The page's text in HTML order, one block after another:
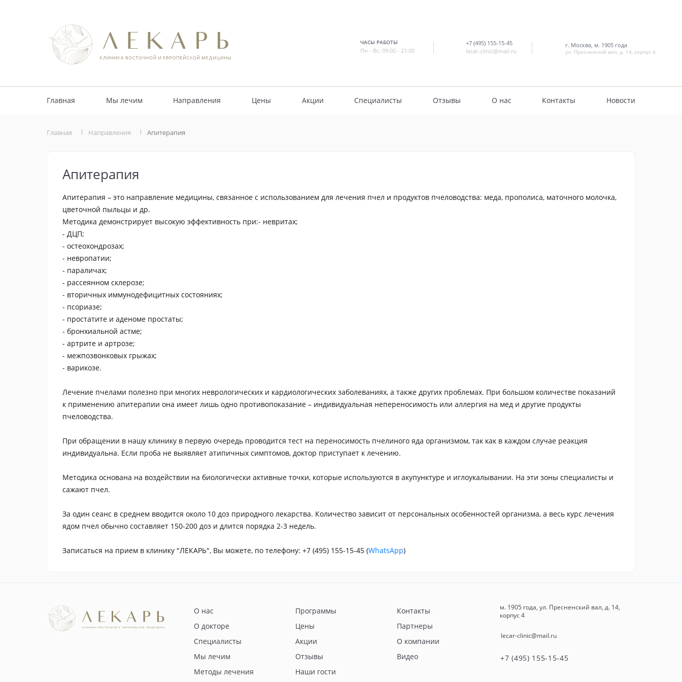
ЧАСЫ РАБОТЫ
Пн - Вс: 09:00 - 21:00
+7 (495) 155-15-45
lecar-clinic@mail.ru
г. Москва, м. 1905 года
ул. Пресненский вал, д. 14, корпус 4
Главная Мы лечим Направления Цены Акции Специалисты Отзывы О нас Контакты Новости
Главная Направления Апитерапия
Апитерапия
Апитерапия – это направление медицины, связанное с использованием для лечения пчел и продуктов пчеловодства: меда, прополиса, маточного молочка,
цветочной пыльцы и др.
Методика демонстрирует высокую эффективность при:- невритах;
- ДЦП;
- остеохондрозах;
- невропатии;
- параличах;
- рассеянном склерозе;
- вторичных иммунодефицитных состояниях;
- псориазе;
- простатите и аденоме простаты;
- бронхиальной астме;
- артрите и артрозе;
- межпозвонковых грыжах;
- варикозе.
Лечение пчелами полезно при многих неврологических и кардиологических заболеваниях, а также других проблемах. При большом количестве показаний
к применению апитерапии она имеет лишь одно противопоказание – индивидуальная непереносимость или аллергия на мед и другие продукты
пчеловодства.
При обращении в нашу клинику в первую очередь проводится тест на переносимость пчелиного яда организмом, так как в каждом случае реакция
индивидуальна. Если проба не выявляет атипичных симптомов, доктор приступает к лечению.
Методика основана на воздействии на биологически активные точки, которые используются в акупунктуре и иглоукалывании. На эти зоны специалисты и
сажают пчел.
За один сеанс в среднем вводится около 10 доз природного лекарства. Количество зависит от персональных особенностей организма, а весь курс лечения
ядом пчел обычно составляет 150-200 доз и длится порядка 2-3 недель.
Записаться на прием в клинику "ЛЕКАРЬ", Вы можете, по телефону: +7 (495) 155-15-45 (WhatsApp)
О нас
О докторе
Специалисты
Мы лечим
Методы лечения
Программы
Цены
Акции
Отзывы
Наши гости
Контакты
Партнеры
О компании
Видео
м. 1905 года, ул. Пресненский вал, д. 14,
корпус 4
lecar-clinic@mail.ru
+7 (495) 155-15-45